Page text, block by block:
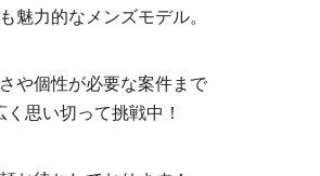
魅力的なメンズモデル。
や個性が必要な案件まで
く思い切って挑戦中！